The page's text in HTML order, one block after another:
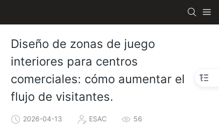
Diseño de zonas de juego
interiores para centros
comerciales: cómo aumentar el
flujo de visitantes.
2026-04-13 ESAC 56